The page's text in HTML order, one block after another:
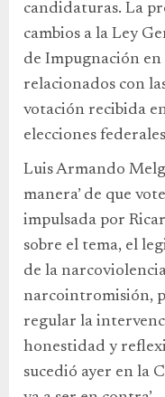
candidaturas. La
cambios a la Ley
de Impugnación
relacionados con
votación recibida
elecciones
Luis Armando
manera’ de que
impulsada por
sobre el tema, el
de la
narcointromisión,
regular la
honestidad y
sucedió ayer en la